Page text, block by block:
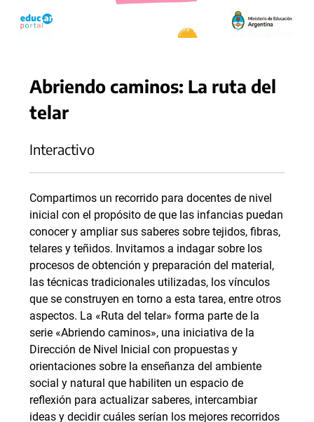
Abriendo caminos: La ruta del
telar
Interactivo
Compartimos un recorrido para docentes de nivel
inicial con el propósito de que las infancias puedan
conocer y ampliar sus saberes sobre tejidos, fibras,
telares y teñidos. Invitamos a indagar sobre los
procesos de obtención y preparación del material,
las técnicas tradicionales utilizadas, los vínculos
que se construyen en torno a esta tarea, entre otros
aspectos. La «Ruta del telar» forma parte de la
serie «Abriendo caminos», una iniciativa de la
Dirección de Nivel Inicial con propuestas y
orientaciones sobre la enseñanza del ambiente
social y natural que habiliten un espacio de
reflexión para actualizar saberes, intercambiar
ideas y decidir cuáles serían los mejores recorridos